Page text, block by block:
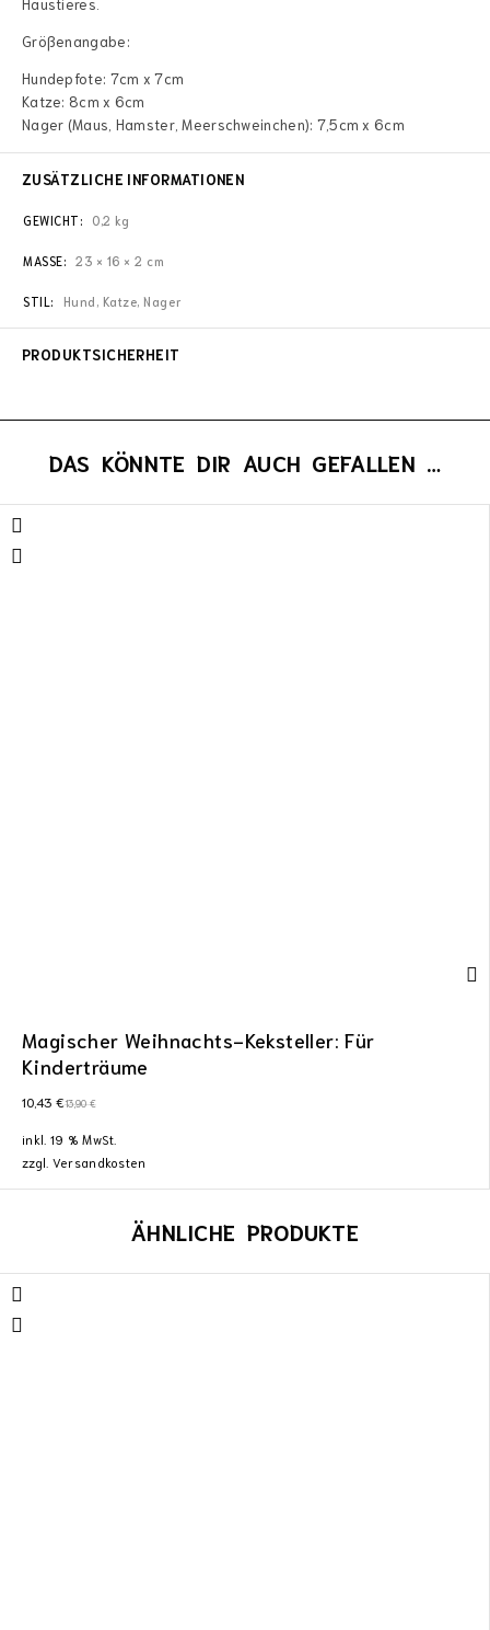
Haustieres.
Größenangabe:
Hundepfote: 7cm x 7cm
Katze: 8cm x 6cm
Nager (Maus, Hamster, Meerschweinchen): 7,5cm x 6cm
ZUSÄTZLICHE INFORMATIONEN
GEWICHT 0,2 kg
MASSE 23 × 16 × 2 cm
STIL Hund, Katze, Nager
PRODUKTSICHERHEIT
DAS KÖNNTE DIR AUCH GEFALLEN …
Magischer Weihnachts-Keksteller: Für
Kinderträume
13,90€
10,43 €
inkl. 19 % MwSt.
zzgl. Versandkosten
ÄHNLICHE PRODUKTE